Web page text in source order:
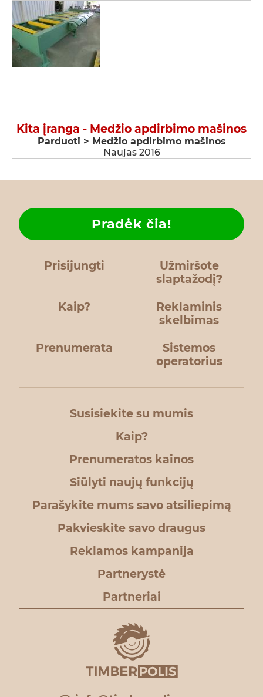
Kita įranga - Medžio apdirbimo mašinos
Parduoti > Medžio apdirbimo mašinos
Naujas 2016
Prisijungti
Užmiršote
slaptažodį?
Kaip?
Pradėk čia!
Reklaminis
skelbimas
Prenumerata
Sistemos
operatorius
Susisiekite su mumis
Kaip?
Prenumeratos kainos
Siūlyti naujų funkcijų
Parašykite mums savo atsiliepimą
Pakvieskite savo draugus
Reklamos kampanija
Partnerystė
Partneriai